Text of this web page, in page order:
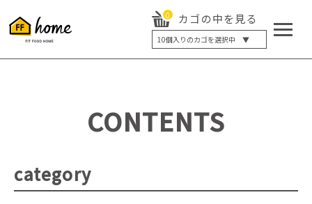
0 カゴの中を見る
10個入りのカゴを選択中 ▼
5個入り
20個入り
最大12%OFF
CONTENTS
category